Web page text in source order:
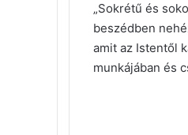
„Sokrétű és
beszédben
amit az Istentől
munkájában és